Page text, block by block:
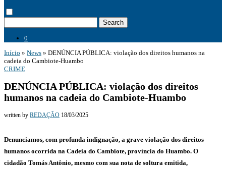
Search
0
Início » News » DENÚNCIA PÚBLICA: violação dos direitos humanos na
cadeia do Cambiote-Huambo
CRIME
DENÚNCIA PÚBLICA: violação dos direitos
humanos na cadeia do Cambiote-Huambo
written by REDAÇÃO 18/03/2025
Denunciamos, com profunda indignação, a grave violação dos direitos
humanos ocorrida na Cadeia do Cambiote, província do Huambo. O
cidadão Tomás Antônio, mesmo com sua nota de soltura emitida,